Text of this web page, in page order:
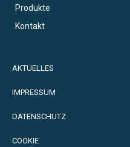
Produkte
Kontakt
AKTUELLES
IMPRESSUM
DATENSCHUTZ
COOKIE